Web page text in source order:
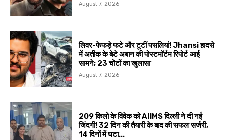
August 7, 2026
लिवर-फेफड़े फटे और टूटीं पसलियां! Jhansi हादसे
में अतीक के बेटे अबान की पोस्टमॉर्टम रिपोर्ट आई
सामने; 23 चोटों का खुलासा
August 7, 2026
209 किलो के विवेक को AIIMS दिल्ली ने दी नई
जिंदगी! 32 दिन की तैयारी के बाद की सफल सर्जरी,
14 दिनों में घटा...